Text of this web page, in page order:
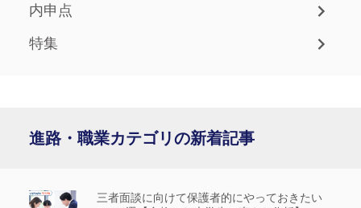
内申点
特集
進路・職業カテゴリの新着記事
三者面談に向けて保護者的にやっておきたい